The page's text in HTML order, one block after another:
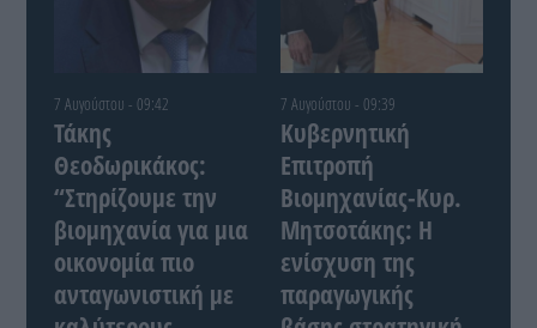
7 Αυγούστου - 09:42
Τάκης
Θεοδωρικάκος:
“Στηρίζουμε την
βιομηχανία για μια
οικονομία πιο
ανταγωνιστική με
7 Αυγούστου - 09:39
Κυβερνητική
Επιτροπή
Βιομηχανίας-Κυρ.
Μητσοτάκης: Η
ενίσχυση της
παραγωγικής